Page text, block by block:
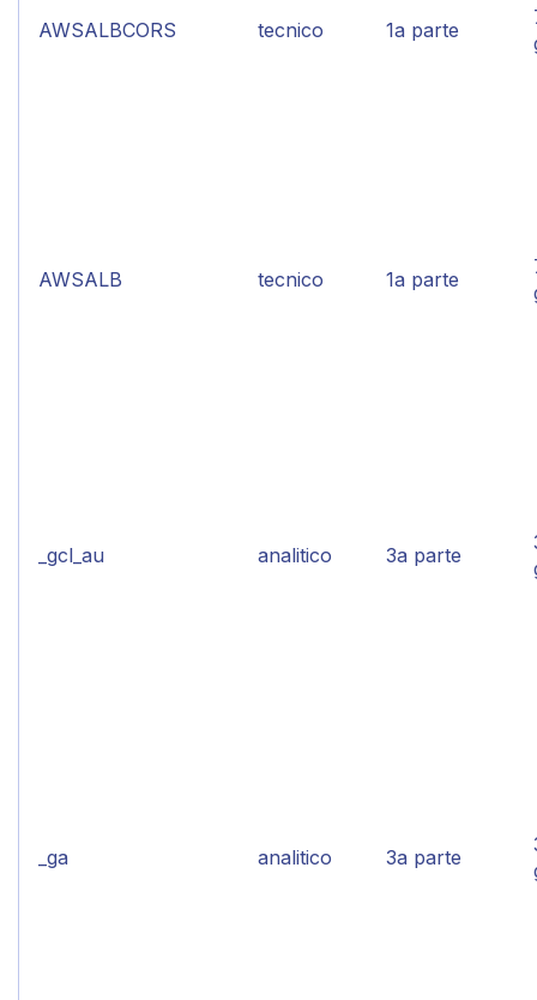
AWSALBCORS tecnico 1a parte
AWSALB tecnico 1a parte
_gcl_au analitico 3a parte
_ga analitico 3a parte